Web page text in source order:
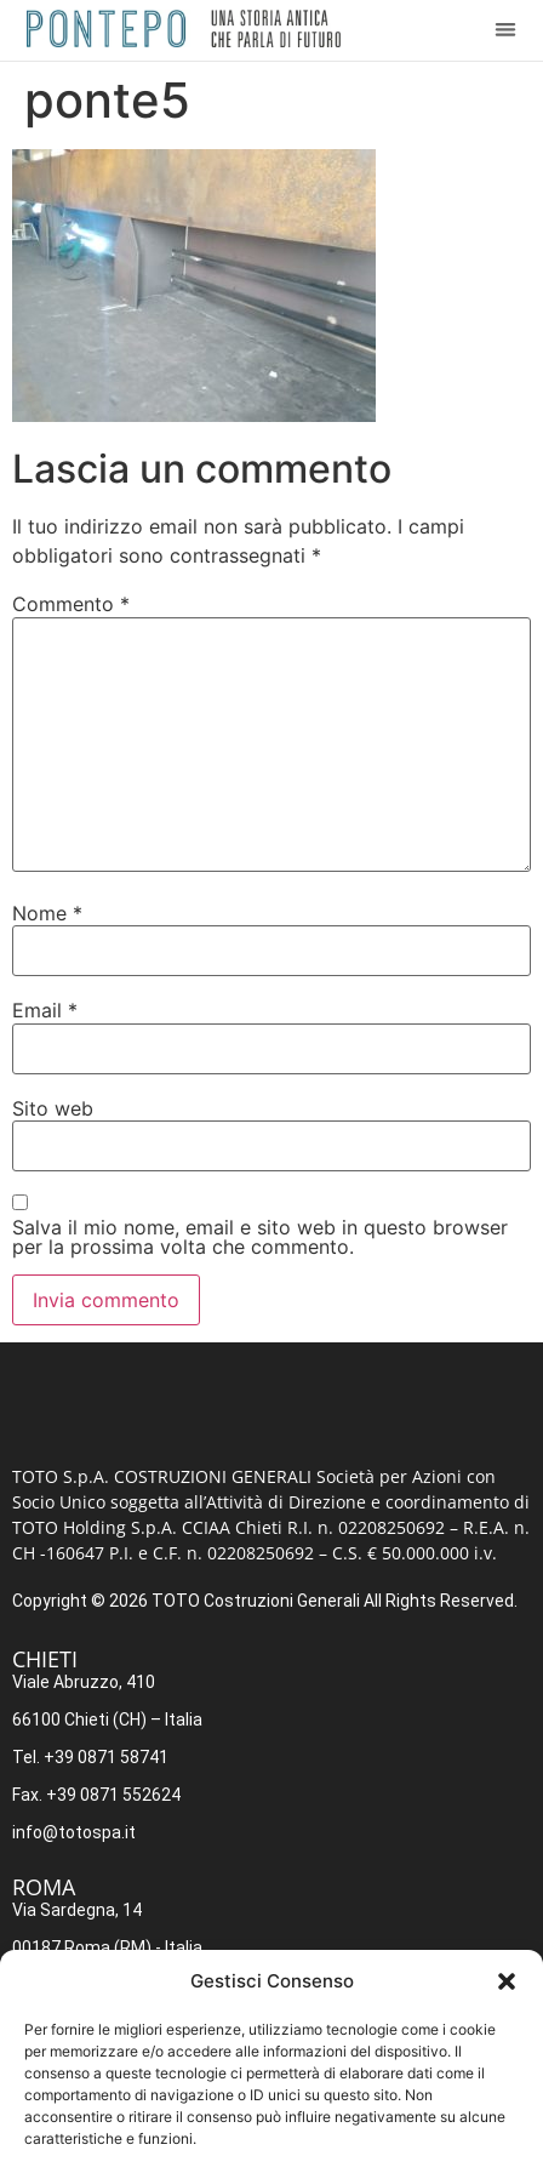
Gestisci Consenso
Per fornire le migliori esperienze, utilizziamo tecnologie come i cookie
per memorizzare e/o accedere alle informazioni del dispositivo. Il
consenso a queste tecnologie ci permetterà di elaborare dati come il
comportamento di navigazione o ID unici su questo sito. Non
acconsentire o ritirare il consenso può influire negativamente su alcune
caratteristiche e funzioni.
ponte5
Lascia un commento
Il tuo indirizzo email non sarà pubblicato. I campi
obbligatori sono contrassegnati *
Commento *
Nome *
Email *
Sito web
Salva il mio nome, email e sito web in questo browser
per la prossima volta che commento.
TOTO S.p.A. COSTRUZIONI GENERALI Società per Azioni con
Socio Unico soggetta all’Attività di Direzione e coordinamento di
TOTO Holding S.p.A. CCIAA Chieti R.I. n. 02208250692 – R.E.A. n.
CH -160647 P.I. e C.F. n. 02208250692 – C.S. € 50.000.000 i.v.
Copyright © 2026 TOTO Costruzioni Generali All Rights Reserved.
CHIETI​
Viale Abruzzo, 410
66100 Chieti (CH) – Italia
Tel. +39 0871 58741
Fax. +39 0871 552624
info@totospa.it
ROMA​
Via Sardegna, 14
00187 Roma (RM) - Italia
Fax. +39 06 4883645
inforoma@totospa.it
Policy
Cookie Policy